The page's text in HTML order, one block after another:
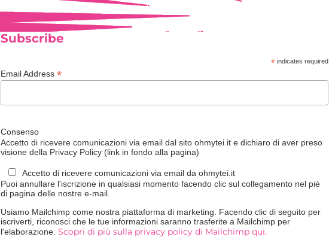
Subscribe
* indicates required
Email Address*
Consenso
Accetto di ricevere comunicazioni via email dal sito ohmytei.it e dichiaro di aver preso
visione della Privacy Policy (link in fondo alla pagina)
Accetto di ricevere comunicazioni via email da ohmytei.it
Puoi annullare l'iscrizione in qualsiasi momento facendo clic sul collegamento nel piè
di pagina delle nostre e-mail.
Usiamo Mailchimp come nostra piattaforma di marketing. Facendo clic di seguito per
iscriverti, riconosci che le tue informazioni saranno trasferite a Mailchimp per
l'elaborazione.Scopri di più sulla privacy policy di Mailchimp qui.